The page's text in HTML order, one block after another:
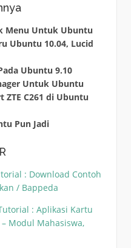
Menu Untuk Ubuntu
Ubuntu 10.04, Lucid
Ubuntu 9.10
Untuk Ubuntu
ZTE C261 di Ubuntu
Pun Jadi
: Download Contoh
/ Bappeda
: Aplikasi Kartu
Modul Mahasiswa,